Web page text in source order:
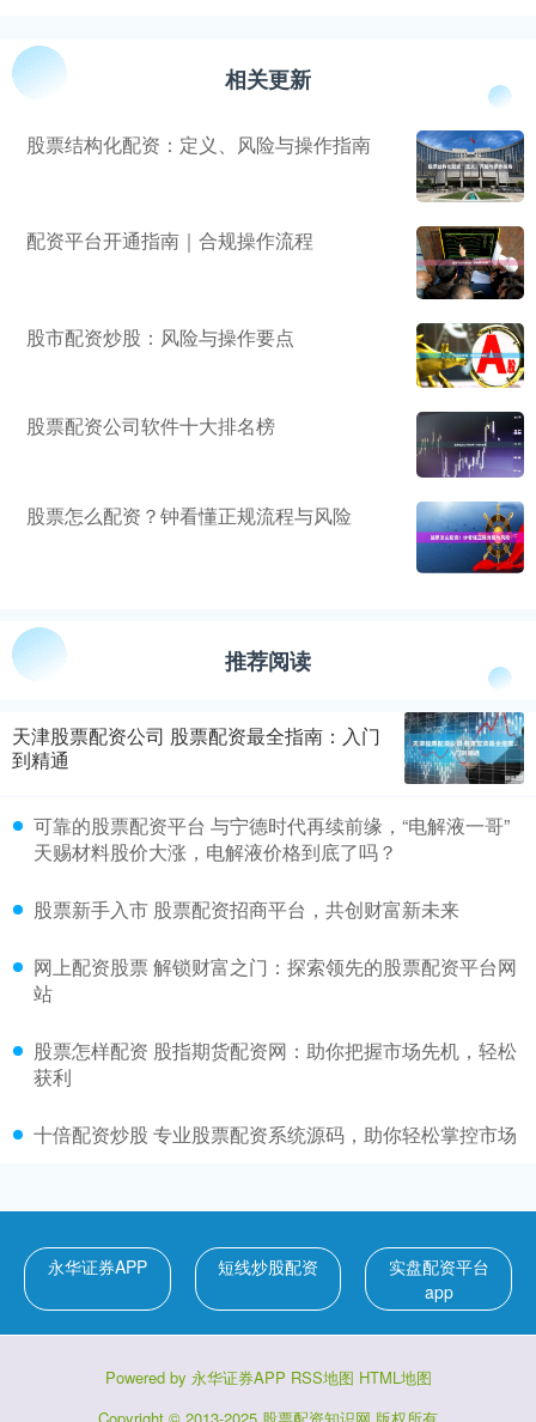
相关更新
股票结构化配资：定义、风险与操作指南
配资平台开通指南｜合规操作流程
股市配资炒股：风险与操作要点
股票配资公司软件十大排名榜
股票怎么配资？钟看懂正规流程与风险
推荐阅读
天津股票配资公司 股票配资最全指南：入门
到精通
可靠的股票配资平台 与宁德时代再续前缘，“电解液一哥”
天赐材料股价大涨，电解液价格到底了吗？
股票新手入市 股票配资招商平台，共创财富新未来
网上配资股票 解锁财富之门：探索领先的股票配资平台网
站
股票怎样配资 股指期货配资网：助你把握市场先机，轻松
获利
十倍配资炒股 专业股票配资系统源码，助你轻松掌控市场
永华证券APP 短线炒股配资
实盘配资平台
app
Powered by 永华证券APP RSS地图 HTML地图